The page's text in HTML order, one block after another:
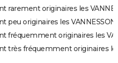
rarement originaires les
peu originaires les VANNESSON
fréquemment originaires les
très fréquemment originaires